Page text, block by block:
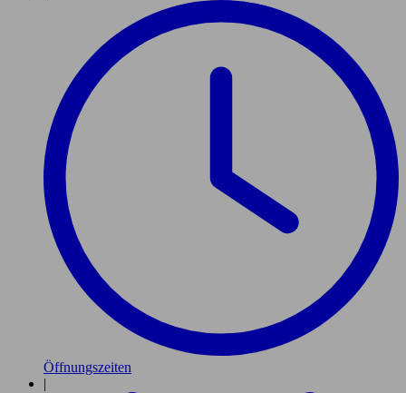
Öffnungszeiten
|